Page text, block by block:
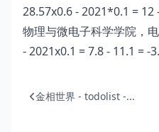
28.57x0.6 - 2021*0.1 = 12
物理与微电子科学学院，
- 2021x0.1 = 7.8 - 11.1 = -
金相世界 - todolist -...